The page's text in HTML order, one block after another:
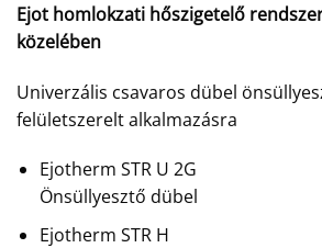
Ejot homlokzati hőszigetelő
közelében
Univerzális csavaros dübel
felületszerelt alkalmazásra
Ejotherm STR U 2G
Önsüllyesztő dübel
Ejotherm STR H